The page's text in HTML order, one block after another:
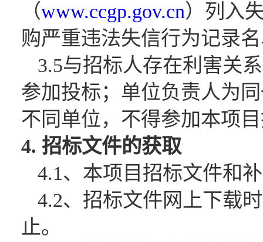
（www.ccgp.gov.cn）列入
购严重违法失信行为记录
3.5与招标人存在利害关
参加投标；单位负责人为
不同单位，不得参加本项
4. 招标文件的获取
4.1、本项目招标文件和
4.2、招标文件网上下载
止。